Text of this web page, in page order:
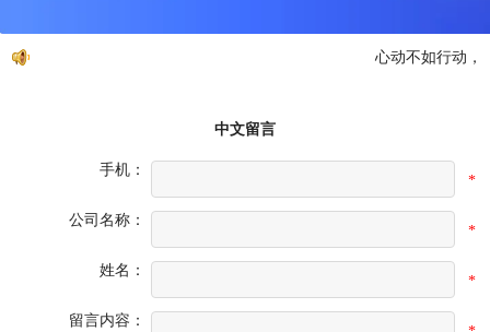
心动不如行动，
中文留言
手机：
*
公司名称：
*
姓名：
*
留言内容：